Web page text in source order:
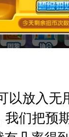
以放入无
我们把预